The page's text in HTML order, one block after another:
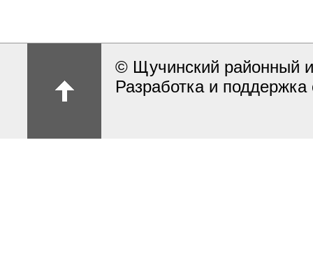
© Щучинский районный
Разработка и поддержка